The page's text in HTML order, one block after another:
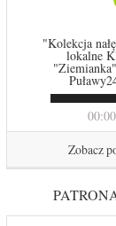
00:00
"Kolekcja
lokalne
Zobacz